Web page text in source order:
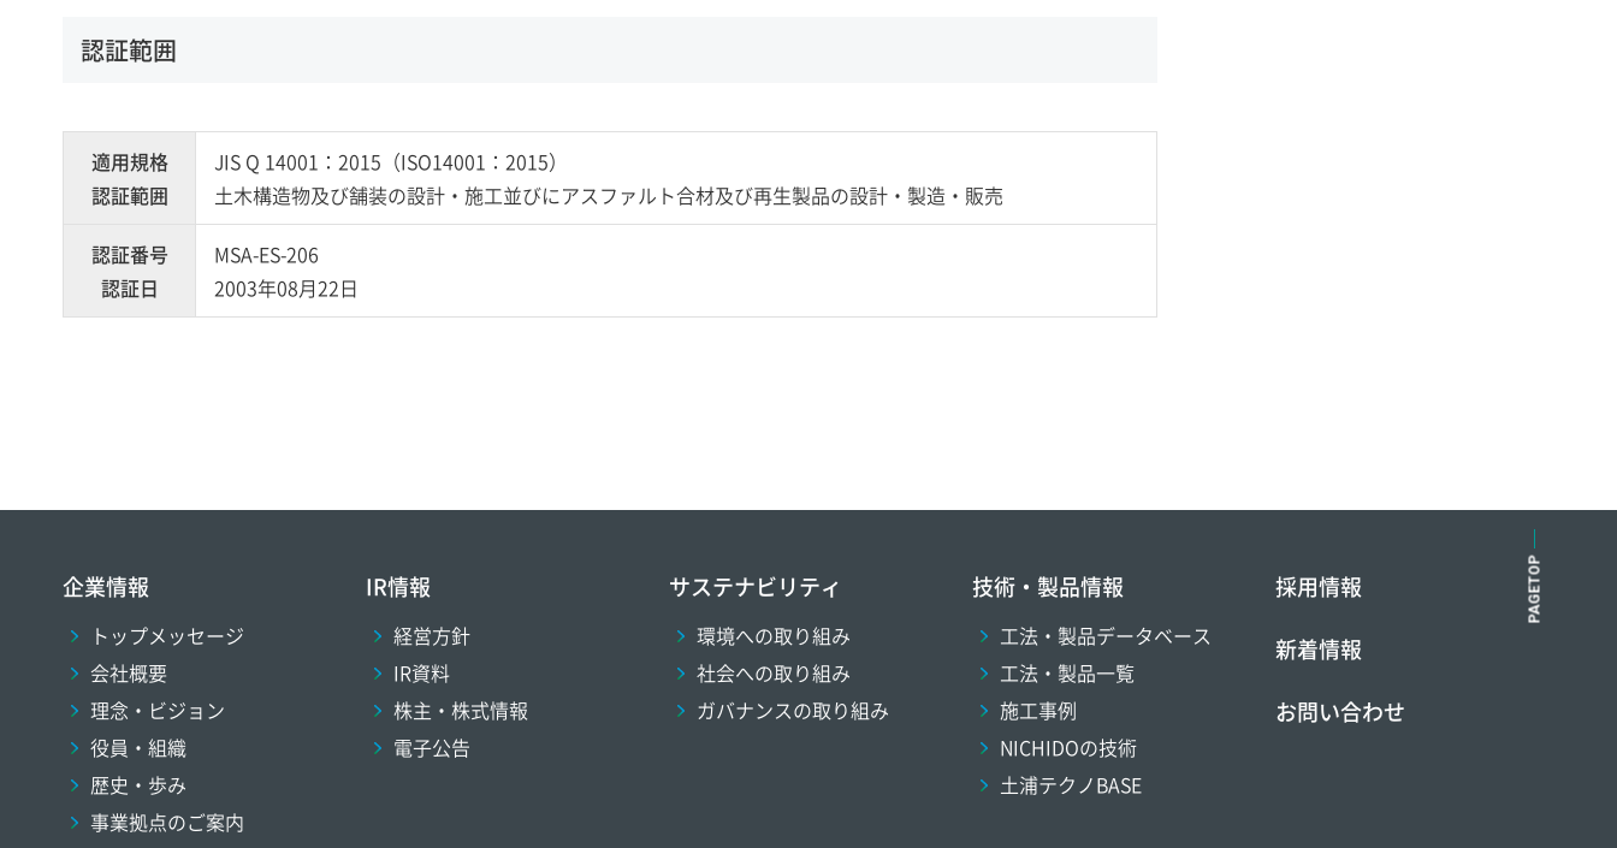
認証範囲
適用規格
認証範囲
JIS Q 14001：2015（ISO14001：2015）
土木構造物及び舗装の設計・施工並びにアスファルト合材及び再生製品の設計・製造・販売
認証番号
認証日
MSA-ES-206
2003年08月22日
PAGETOP
企業情報
トップメッセージ
会社概要
理念・ビジョン
役員・組織
歴史・歩み
事業拠点のご案内
IR情報
経営方針
IR資料
株主・株式情報
電子公告
サステナビリティ
環境への取り組み
社会への取り組み
ガバナンスの取り組み
技術・製品情報
工法・製品データベース
工法・製品一覧
施工事例
NICHIDOの技術
土浦テクノBASE
採用情報
新着情報
お問い合わせ